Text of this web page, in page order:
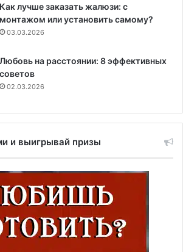
Как лучше заказать жалюзи: с
монтажом или установить самому?
03.03.2026
Любовь на расстоянии: 8 эффективных
советов
02.03.2026
и выигрывай призы